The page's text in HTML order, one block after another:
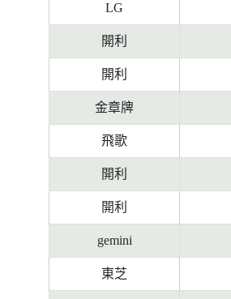
LG
開利
開利
金章牌
飛歌
開利
開利
gemini
東芝